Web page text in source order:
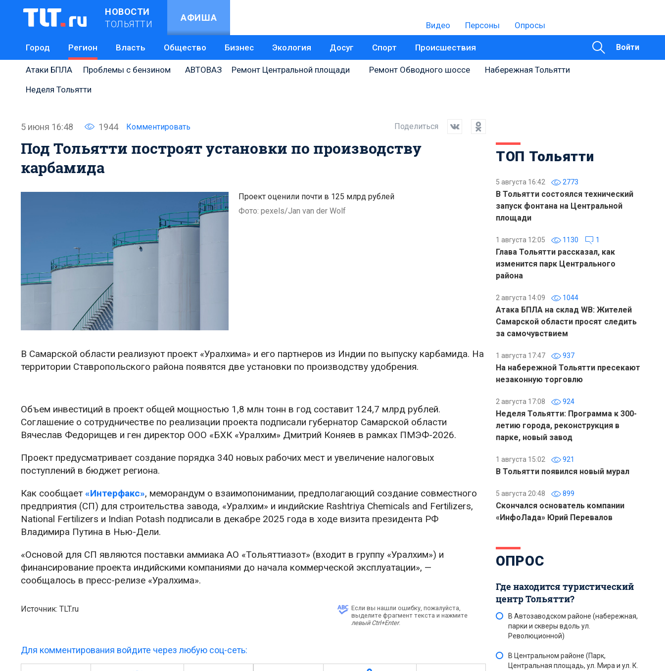
НОВОСТИ
ТОЛЬЯТТИ
АФИША
Видео Персоны Опросы
Город Регион Власть Общество Бизнес Экология Досуг Спорт Происшествия Войти
Атаки БПЛА Проблемы с бензином АВТОВАЗ Ремонт Центральной площади Ремонт Обводного шоссе
Набережная Тольятти
Неделя Тольятти
5 июня 16:48 1944 Комментировать Поделиться
Под Тольятти построят установки по производству
карбамида
Проект оценили почти в 125 млрд рублей
Фото: pexels/Jan van der Wolf
В Самарской области реализуют проект «Уралхима» и его партнеров из Индии по выпуску карбамида. На
территории Ставропольского района появятся две установки по производству удобрения.
Объем инвестиций в проект общей мощностью 1,8 млн тонн в год составит 124,7 млрд рублей.
Соглашение о сотрудничестве по реализации проекта подписали губернатор Самарской области
Вячеслав Федорищев и ген директор ООО «БХК «Уралхим» Дмитрий Коняев в рамках ПМЭФ-2026.
Проект предусматривает создание порядка 340 новых рабочих мест и увеличение налоговых
поступлений в бюджет региона.
Как сообщает «Интерфакс», меморандум о взаимопонимании, предполагающий создание совместного
предприятия (СП) для строительства завода, «Уралхим» и индийские Rashtriya Chemicals and Fertilizers,
National Fertilizers и Indian Potash подписали в декабре 2025 года в ходе визита президента РФ
Владимира Путина в Нью-Дели.
«Основой для СП являются поставки аммиака АО «Тольяттиазот» (входит в группу «Уралхим») и
финансирование проекта индийскими компаниями до начала коммерческой эксплуатации», —
сообщалось в пресс-релизе «Уралхима».
Источник: TLT.ru
Если вы нашли ошибку, пожалуйста,
выделите фрагмент текста и нажмите
левый Ctrl+Enter.
Для комментирования войдите через любую соц-сеть:
ТОП Тольятти
5 августа 16:42 2773
В Тольятти состоялся технический
запуск фонтана на Центральной
площади
1 августа 12:05 1130 1
Глава Тольятти рассказал, как
изменится парк Центрального
района
2 августа 14:09 1044
Атака БПЛА на склад WB: Жителей
Самарской области просят следить
за самочувствием
1 августа 17:47 937
На набережной Тольятти пресекают
незаконную торговлю
2 августа 17:08 924
Неделя Тольятти: Программа к 300-
летию города, реконструкция в
парке, новый завод
1 августа 15:02 921
В Тольятти появился новый мурал
5 августа 20:48 899
Скончался основатель компании
«ИнфоЛада» Юрий Перевалов
ОПРОС
Где находится туристический
центр Тольятти?
В Автозаводском районе (набережная,
парки и скверы вдоль ул.
Революционной)
В Центральном районе (Парк,
Центральная площадь, ул. Мира и ул. К.